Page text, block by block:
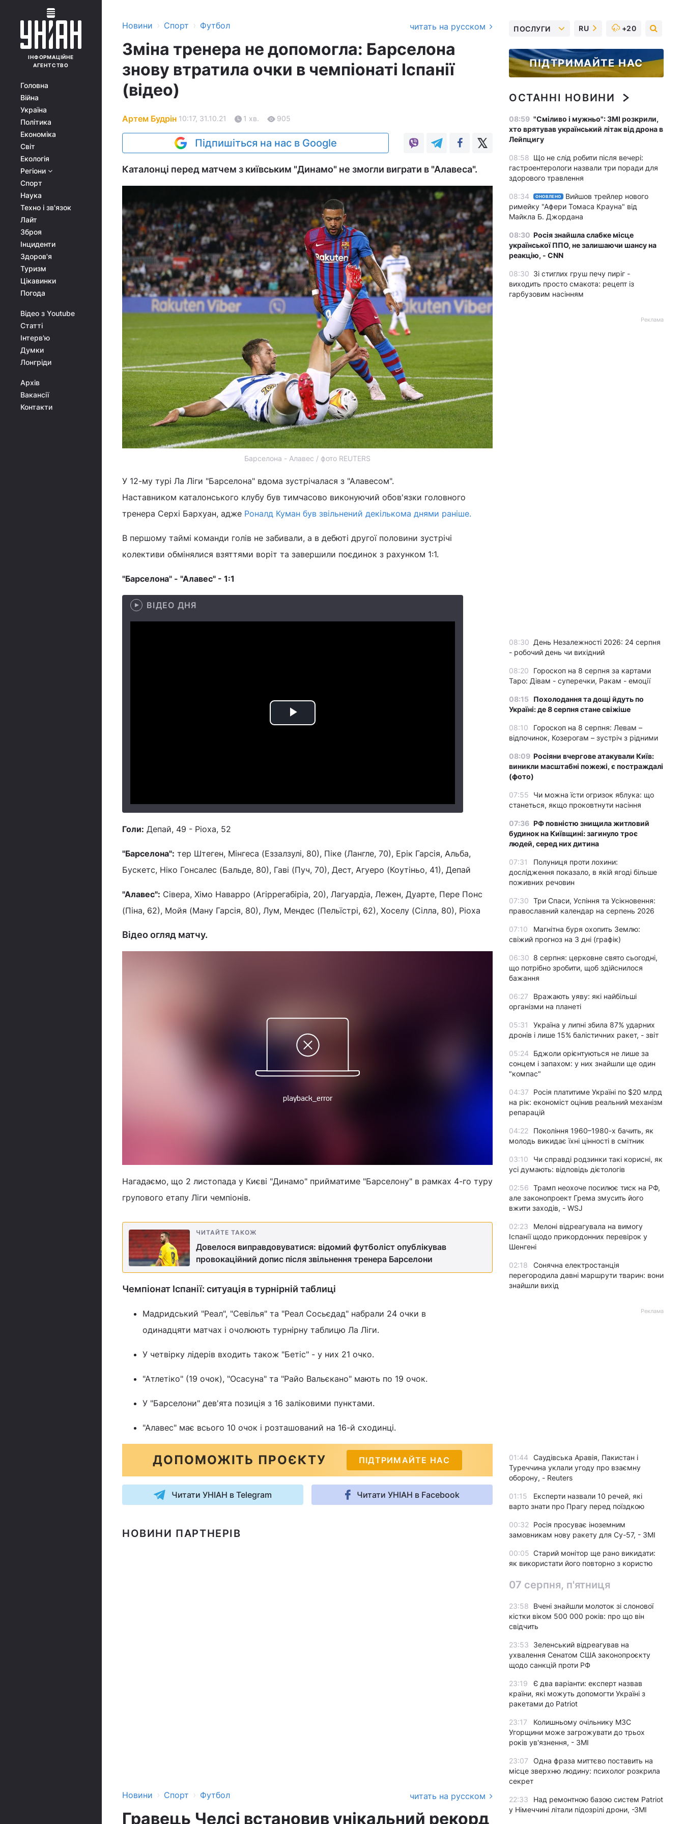
ІНФОРМАЦІЙНЕ
АГЕНТСТВО
Головна
Війна
Україна
Політика
Економіка
Світ
Екологія
Регіони
Спорт
Наука
Техно і зв'язок
Лайт
Зброя
Інциденти
Здоров'я
Туризм
Цікавинки
Погода
Відео з Youtube
Статті
Інтерв'ю
Думки
Лонгріди
Архів
Вакансії
Контакти
Новини › Спорт › Футбол читать на русском
Зміна тренера не допомогла: Барселона
знову втратила очки в чемпіонаті Іспанії
(відео)
Артем Будрін 10:17, 31.10.21 1 хв. 905
Підпишіться на нас в Google
Каталонці перед матчем з київським "Динамо" не змогли виграти в "Алавеса".
Барселона - Алавес / фото REUTERS
У 12-му турі Ла Ліги "Барселона" вдома зустрічалася з "Алавесом".
Наставником каталонського клубу був тимчасово виконуючий обов'язки головного
тренера Серхі Бархуан, адже Роналд Куман був звільнений декількома днями раніше.
В першому таймі команди голів не забивали, а в дебюті другої половини зустрічі
колективи обмінялися взяттями воріт та завершили поєдинок з рахунком 1:1.
"Барселона" - "Алавес" - 1:1
ВІДЕО ДНЯ
Play
Голи: Депай, 49 - Ріоха, 52
"Барселона": тер Штеген, Мінгеса (Еззалзулі, 80), Піке (Лангле, 70), Ерік Гарсія, Альба,
Бускетс, Ніко Гонсалес (Бальде, 80), Гаві (Пуч, 70), Дест, Агуеро (Коутіньо, 41), Депай
"Алавес": Сівера, Хімо Наварро (Агіррегабіріа, 20), Лагуардіа, Лежен, Дуарте, Пере Понс
(Піна, 62), Мойя (Ману Гарсія, 80), Лум, Мендес (Пельїстрі, 62), Хоселу (Сілла, 80), Ріоха
Відео огляд матчу.
Нагадаємо, що 2 листопада у Києві "Динамо" прийматиме "Барселону" в рамках 4-го туру
групового етапу Ліги чемпіонів.
ЧИТАЙТЕ ТАКОЖ
Довелося виправдовуватися: відомий футболіст опублікував
провокаційний допис після звільнення тренера Барселони
Чемпіонат Іспанії: ситуація в турнірній таблиці
Мадридський "Реал", "Севілья" та "Реал Сосьєдад" набрали 24 очки в
одинадцяти матчах і очолюють турнірну таблицю Ла Ліги.
У четвірку лідерів входить також "Бетіс" - у них 21 очко.
"Атлетіко" (19 очок), "Осасуна" та "Райо Вальєкано" мають по 19 очок.
У "Барселони" дев'ята позиція з 16 заліковими пунктами.
"Алавес" має всього 10 очок і розташований на 16-й сходинці.
ДОПОМОЖІТЬ ПРОЄКТУ ПІДТРИМАЙТЕ НАС
Читати УНІАН в Telegram Читати УНІАН в Facebook
НОВИНИ ПАРТНЕРІВ
Новини › Спорт › Футбол читать на русском
Гравець Челсі встановив унікальний рекорд
ПОСЛУГИ RU +20
ПІДТРИМАЙТЕ НАС
ОСТАННІ НОВИНИ
08:59 "Сміливо і мужньо": ЗМІ розкрили,
хто врятував український літак від дрона в
Лейпцигу
08:58 Що не слід робити після вечері:
гастроентерологи назвали три поради для
здорового травлення
08:34 ОНОВЛЕНО
Вийшов трейлер нового
римейку "Афери Томаса Крауна" від
Майкла Б. Джордана
08:30 Росія знайшла слабке місце
української ППО, не залишаючи шансу на
реакцію, - CNN
08:30 Зі стиглих груш печу пиріг -
виходить просто смакота: рецепт із
гарбузовим насінням
Реклама
08:30 День Незалежності 2026: 24 серпня
- робочий день чи вихідний
08:20
Гороскоп на 8 серпня за картами
Таро: Дівам - суперечки, Ракам - емоції
08:15 Похолодання та дощі йдуть по
Україні: де 8 серпня стане свіжіше
08:10
Гороскоп на 8 серпня: Левам –
відпочинок, Козерогам – зустріч з рідними
08:09 Росіяни вчергове атакували Київ:
виникли масштабні пожежі, є постраждалі
(фото)
07:55
Чи можна їсти огризок яблука: що
станеться, якщо проковтнути насіння
07:36 РФ повністю знищила житловий
будинок на Київщині: загинуло троє
людей, серед них дитина
07:31
Полуниця проти лохини:
дослідження показало, в якій ягоді більше
поживних речовин
07:30 Три Спаси, Успіння та Усікновення:
православний календар на серпень 2026
07:10
Магнітна буря охопить Землю:
свіжий прогноз на 3 дні (графік)
06:30 8 серпня: церковне свято сьогодні,
що потрібно зробити, щоб здійснилося
бажання
06:27
Вражають уяву: які найбільші
організми на планеті
05:31
Україна у липні збила 87% ударних
дронів і лише 15% балістичних ракет, - звіт
05:24
Бджоли орієнтуються не лише за
сонцем і запахом: у них знайшли ще один
"компас"
04:37
Росія платитиме Україні по $20 млрд
на рік: економіст оцінив реальний механізм
репарацій
04:22
Покоління 1960–1980-х бачить, як
молодь викидає їхні цінності в смітник
03:10
Чи справді родзинки такі корисні, як
усі думають: відповідь дієтологів
02:56 Трамп неохоче посилює тиск на РФ,
але законопроект Грема змусить його
вжити заходів, - WSJ
02:23
Мелоні відреагувала на вимогу
Іспанії щодо прикордонних перевірок у
Шенгені
02:18
Сонячна електростанція
перегородила давні маршрути тварин: вони
знайшли вихід
Реклама
01:44
Саудівська Аравія, Пакистан і
Туреччина уклали угоду про взаємну
оборону, - Reuters
01:15
Експерти назвали 10 речей, які
варто знати про Прагу перед поїздкою
00:32
Росія просуває іноземним
замовникам нову ракету для Су-57, - ЗМІ
00:05 Старий монітор ще рано викидати:
як використати його повторно з користю
07 серпня, п'ятниця
23:58
Вчені знайшли молоток зі слонової
кістки віком 500 000 років: про що він
свідчить
23:53
Зеленський відреагував на
ухвалення Сенатом США законопроєкту
щодо санкцій проти РФ
23:19
Є два варіанти: експерт назвав
країни, які можуть допомогти Україні з
ракетами до Patriot
23:17
Колишньому очільнику МЗС
Угорщини може загрожувати до трьох
років ув'язнення, - ЗМІ
23:07
Одна фраза миттєво поставить на
місце зверхню людину: психолог розкрила
секрет
22:33
Над ремонтною базою систем Patriot
у Німеччині літали підозрілі дрони, -ЗМІ